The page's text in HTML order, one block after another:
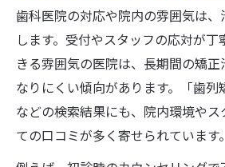
歯科医院の対応や院内の雰囲気は
します。受付やスタッフの応対が丁
きる雰囲気の医院は、長期間の矯
なりにくい傾向があります。「歯列
などの検索結果にも、院内環境や
ての口コミが多く寄せられています。